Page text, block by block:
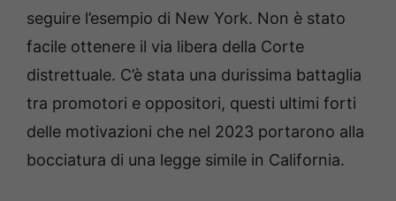
seguire l’esempio di New York. Non è stato
facile ottenere il via libera della Corte
distrettuale. C’è stata una durissima battaglia
tra promotori e oppositori, questi ultimi forti
delle motivazioni che nel 2023 portarono alla
bocciatura di una legge simile in California.